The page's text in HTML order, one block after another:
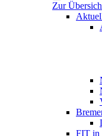
Zur
FIT in